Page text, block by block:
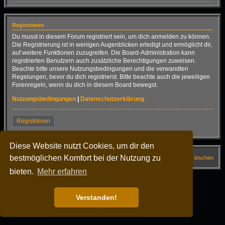
Diese Website nutzt Cookies, um dir den
bestmöglichen Komfort bei der Nutzung zu
bieten. Mehr erfahren
Verstanden!
Registrieren
Du musst in diesem Forum registriert sein, um dich anmelden zu können.
Die Registrierung ist in wenigen Augenblicken erledigt und ermöglicht dir,
auf weitere Funktionen zuzugreifen. Die Board-Administration kann
registrierten Benutzern auch zusätzliche Berechtigungen zuweisen.
Beachte bitte unsere Nutzungsbedingungen und die verwandten
Regelungen, bevor du dich registrierst. Bitte beachte auch die jeweiligen
Forenregeln, wenn du dich in diesem Board bewegst.
Nutzungsbedingungen
Datenschutzerklärung
Registrieren
Startseite Forum Alle Cookies löschen
FAQ
Dark Vision ©
Nutzungsbedingungen